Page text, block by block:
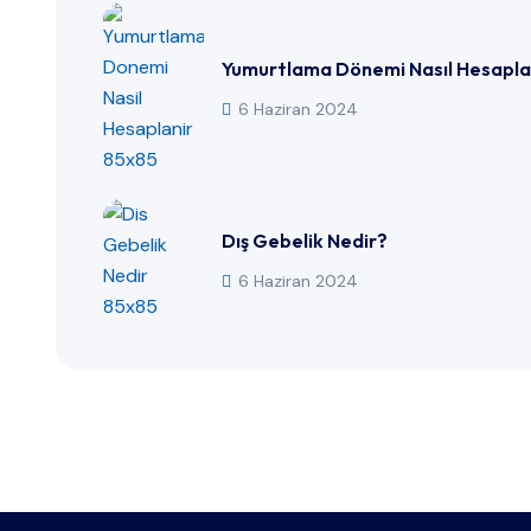
Yumurtlama Dönemi Nasıl
6 Haziran 2024
Dış Gebelik Nedir?
6 Haziran 2024